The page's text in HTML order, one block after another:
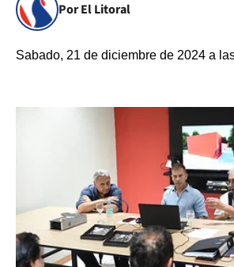
Por El Litoral
Sabado, 21 de diciembre de 2024 a